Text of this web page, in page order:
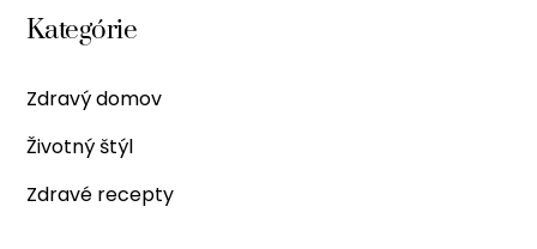
Kategórie
Zdravý domov
Životný štýl
Zdravé recepty